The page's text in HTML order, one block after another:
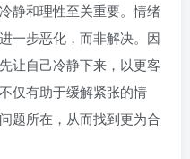
和理性至关重要。情绪
一步恶化，而非解决。因
让自己冷静下来，以更客
仅有助于缓解紧张的情
题所在，从而找到更为合